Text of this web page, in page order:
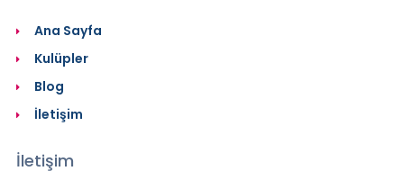
Ana Sayfa
Kulüpler
Blog
İletişim
İletişim